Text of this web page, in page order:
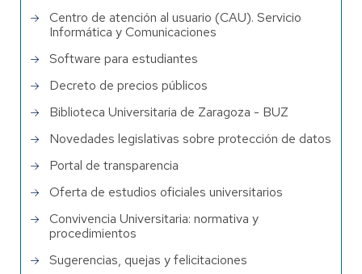
Centro de atención al usuario (CAU). Servicio
Informática y Comunicaciones
Software para estudiantes
Decreto de precios públicos
Biblioteca Universitaria de Zaragoza - BUZ
Novedades legislativas sobre protección de datos
Portal de transparencia
Oferta de estudios oficiales universitarios
Convivencia Universitaria: normativa y
procedimientos
Sugerencias, quejas y felicitaciones